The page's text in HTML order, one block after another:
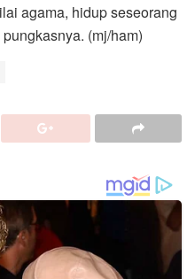
agama, hidup seseorang
(mj/ham)